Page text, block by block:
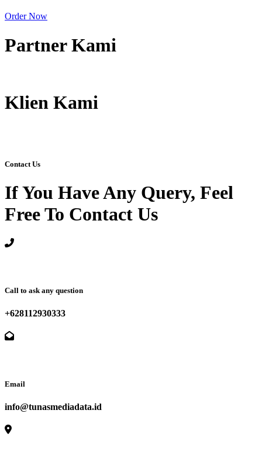
Order Now
Partner Kami
Klien Kami
Contact Us
If You Have Any Query, Feel
Free To Contact Us
Call to ask any question
+628112930333
Email
info@tunasmediadata.id